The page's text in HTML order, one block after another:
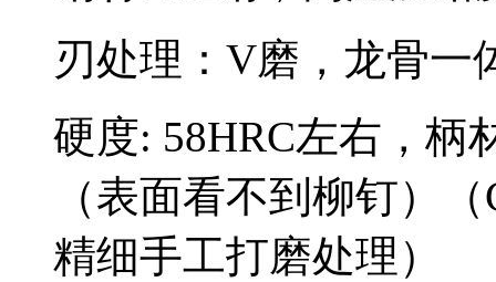
刃处理：V磨，龙骨一
硬度: 58HRC左右，柄
（表面看不到柳钉）
精细手工打磨处理）